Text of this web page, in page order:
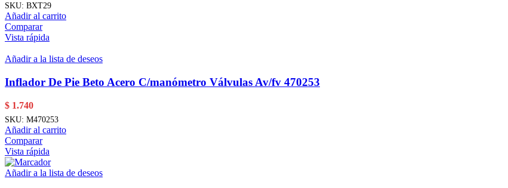
SKU: BXT29
Añadir al carrito
Comparar
Vista rápida
Añadir a la lista de deseos
Inflador De Pie Beto Acero C/manómetro Válvulas Av/fv 470253
$ 1.740
SKU: M470253
Añadir al carrito
Comparar
Vista rápida
Añadir a la lista de deseos